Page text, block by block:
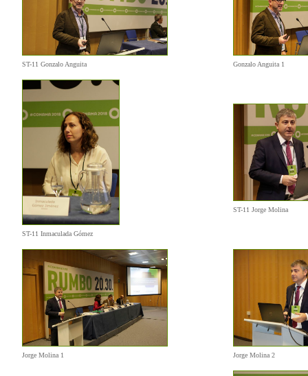
ST-11 Gonzalo Anguita Gonzalo Anguita 1
ST-11 Inmaculada Gómez
ST-11 Jorge Molina
Jorge Molina 1 Jorge Molina 2